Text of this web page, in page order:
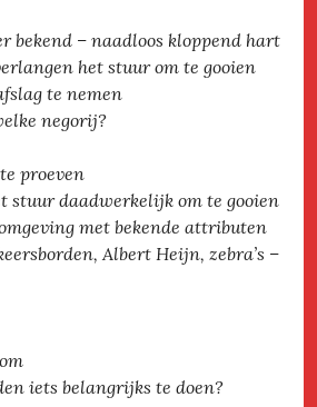
bekend – naadloos kloppend hart
het stuur om te gooien
te nemen
negorij?
proeven
stuur daadwerkelijk om te gooien
met bekende attributen
Albert Heijn, zebra’s –
iets belangrijks te doen?